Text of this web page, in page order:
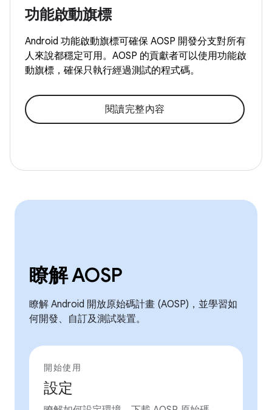
功能啟動旗標
Android 功能啟動旗標可確保 AOSP 開發分支對所有
人來說都穩定可用。AOSP 的貢獻者可以使用功能啟
動旗標，確保只執行經過測試的程式碼。
閱讀完整內容
瞭解 AOSP
瞭解 Android 開放原始碼計畫 (AOSP)，並學習如
何開發、自訂及測試裝置。
開始使用
設定